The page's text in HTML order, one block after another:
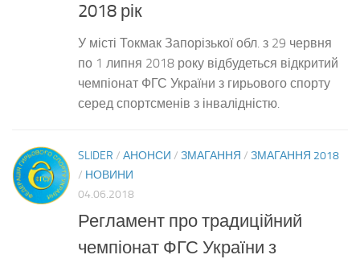
2018 рік
У місті Токмак Запорізької обл. з 29 червня
по 1 липня 2018 року відбудеться відкритий
чемпіонат ФГС України з гирьового спорту
серед спортсменів з інвалідністю.
SLIDER / АНОНСИ / ЗМАГАННЯ / ЗМАГАННЯ 2018
/ НОВИНИ
04.06.2018
Регламент про традиційний
чемпіонат ФГС України з